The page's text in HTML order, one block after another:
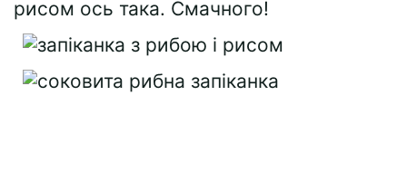
рисом ось така. Смачного!